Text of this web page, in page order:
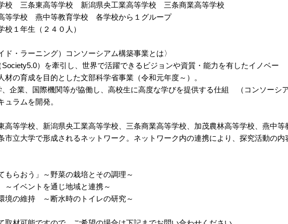
三条東高等学校 新潟県央工業高等学校 三条商業高等学校
中等教育学校 各学校から１グループ
１年生（２４０人）
ド・ラーニング）コンソーシアム構築事業とは〉
）を牽引し、世界で活躍できるビジョンや資質・能力を有したイノベー
の育成を目的とした文部科学省事業（令和元年度～）。
企業、国際機関等が協働し、高校生に高度な学びを提供する仕組 （コンソーシ
ラムを開発。
等学校、新潟県央工業高等学校、三条商業高等学校、加茂農林高等学校、燕中等
立大学で形成されるネットワーク。ネットワーク内の連携により、探究活動の内
らおう」～野菜の栽培とその調理～
イベントを通じ地域と連携～
境の維持 ～断水時のトイレの研究～